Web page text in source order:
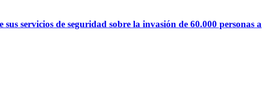
servicios de seguridad sobre la invasión de 60.000 personas a